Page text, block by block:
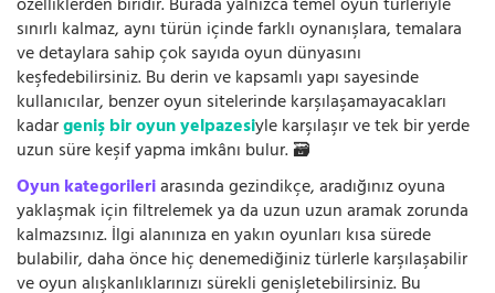
özelliklerden biridir. Burada yalnızca temel oyun türleriyle
sınırlı kalmaz, aynı türün içinde farklı oynanışlara, temalara
ve detaylara sahip çok sayıda oyun dünyasını
keşfedebilirsiniz. Bu derin ve kapsamlı yapı sayesinde
kullanıcılar, benzer oyun sitelerinde karşılaşamayacakları
kadargeniş bir oyun yelpazesiyle karşılaşır ve tek bir yerde
uzun süre keşif yapma imkânı bulur. 🗃️
Oyun kategorileriarasında gezindikçe, aradığınız oyuna
yaklaşmak için filtrelemek ya da uzun uzun aramak zorunda
kalmazsınız. İlgi alanınıza en yakın oyunları kısa sürede
bulabilir, daha önce hiç denemediğiniz türlerle karşılaşabilir
ve oyun alışkanlıklarınızı sürekli genişletebilirsiniz. Bu